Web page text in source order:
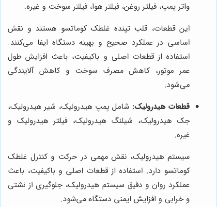
واتر پمپ، فیلتر روغن، فیلتر هوا، فیلتر سوخت و غیره.
این قطعات، قلب تپنده غلطک کوماتسو هستند و نقش
اساسی در عملکرد صحیح و بهینه دستگاه ایفا می‌کنند.
استفاده از قطعات اصلی و باکیفیت، باعث افزایش طول
عمر موتور، کاهش مصرف سوخت و کاهش آلایندگی
می‌شود.
قطعات هیدرولیک: شامل پمپ هیدرولیک، شیر هیدرولیک،
جک هیدرولیک، شیلنگ هیدرولیک، فیلتر هیدرولیک و
غیره.
سیستم هیدرولیک، نقش مهمی در حرکت و کنترل غلطک
کوماتسو دارد. استفاده از قطعات اصلی و باکیفیت، باعث
عملکرد روان و دقیق سیستم هیدرولیک، جلوگیری از نشتی
و خرابی و افزایش ایمنی دستگاه می‌شود.